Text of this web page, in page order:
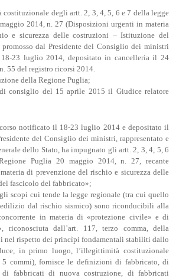
degli artt. 2, 3, 4, 5, 6 e 7 della legge
2014, n. 27 (Disposizioni urgenti in materia
e sicurezza delle costruzioni − Istituzione del
dal Presidente del Consiglio dei ministri
23 luglio 2014, depositato in cancelleria il 24
55 del registro ricorsi 2014.
della Regione Puglia;
consiglio del 15 aprile 2015 il Giudice relatore
notificato il 18-23 luglio 2014 e depositato il
del Consiglio dei ministri, rappresentato e
dello Stato, ha impugnato gli artt. 2, 3, 4, 5, 6
Puglia 20 maggio 2014, n. 27, recante
di prevenzione del rischio e sicurezza delle
fascicolo del fabbricato»;
scopi cui tende la legge regionale (tra cui quello
dal rischio sismico) sono riconducibili alla
in materia di «protezione civile» e di
riconosciuta dall’art. 117, terzo comma, della
nel rispetto dei princìpi fondamentali stabiliti dallo
in primo luogo, l’illegittimità costituzionale
5 commi), fornisce le definizioni di fabbricato, di
di fabbricati di nuova costruzione, di fabbricati